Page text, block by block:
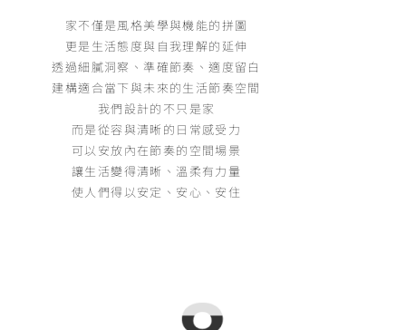
家不僅是風格美學與機能的拼圖
更是生活態度與自我理解的延伸
透過細膩洞察、準確節奏、適度留白
建構適合當下與未來的生活節奏空間
我們設計的不只是家
而是從容與清晰的日常感受力
可以安放內在節奏的空間場景
讓生活變得清晰、溫柔有力量
使人們得以安定、安心、安住